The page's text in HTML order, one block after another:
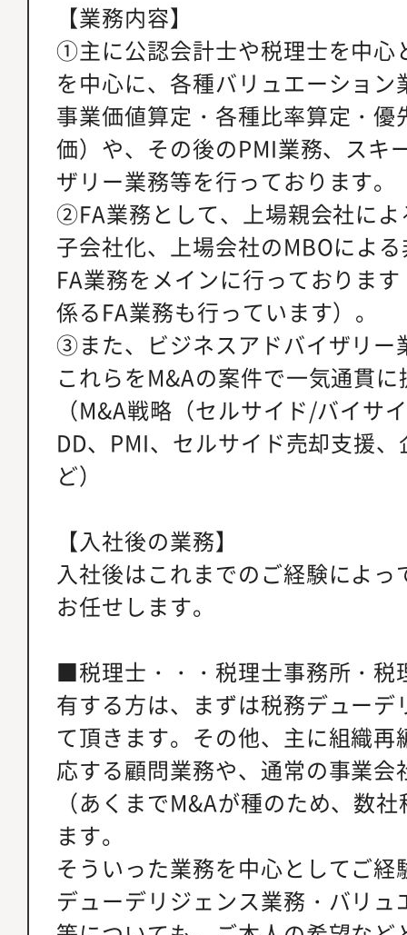
【業務内容】
①主に公認会計士や税理士を中心
を中心に、各種バリュエーショ
事業価値算定・各種比率算定・
価）や、その後のPMI業務、スキ
ザリー業務等を行っております。
②FA業務として、上場親会社に
子会社化、上場会社のMBOによ
FA業務をメインに行っておりま
係るFA業務も行っています）。
③また、ビジネスアドバイザリー
これらをM&Aの案件で一気通貫
（M&A戦略（セルサイド/バイサ
DD、PMI、セルサイド売却支援
ど）
【入社後の業務】
入社後はこれまでのご経験によ
お任せします。
■税理士・・・税理士事務所・税
有する方は、まずは税務デュー
て頂きます。その他、主に組織
応する顧問業務や、通常の事業
（あくまでM&Aが種のため、数
ます。
そういった業務を中心としてご
デューデリジェンス業務・バリュ